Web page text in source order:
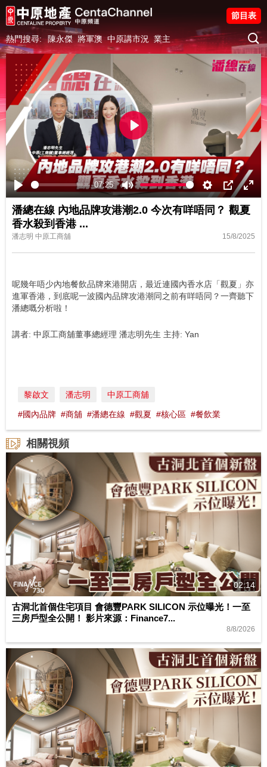
熱門搜尋: 陳永傑 將軍澳 中原講市況 業主
節目表
Play
07:25
Mute Settings
PIP
Play
潘總在線 內地品牌攻港潮2.0 今次有咩唔同？ 觀夏
香水殺到香港 ...
潘志明 中原工商舖 15/8/2025
呢幾年唔少內地餐飲品牌來港開店，最近連國內香水店「觀夏」亦
進軍香港，到底呢一波國內品牌攻港潮同之前有咩唔同？一齊聽下
潘總嘅分析啦！
講者: 中原工商舖董事總經理 潘志明先生 主持: Yan
黎啟文 潘志明 中原工商舖
#國內品牌 #商舖 #潘總在線 #觀夏 #核心區 #餐飲業
相關視頻
02:14
古洞北首個住宅項目 會德豐PARK SILICON 示位曝光！一至
三房戶型全公開！ 影片來源：Finance7...
8/8/2026